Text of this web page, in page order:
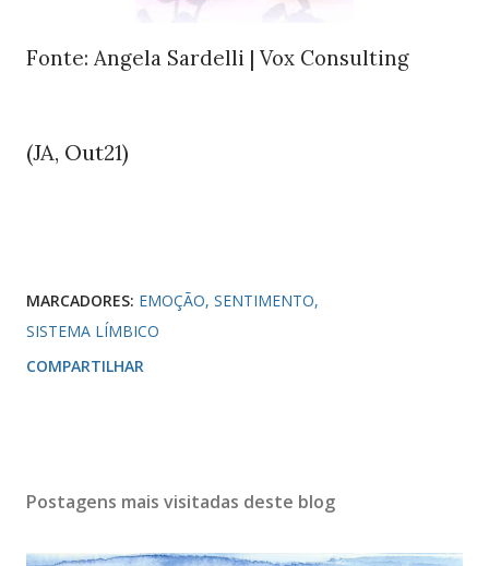
Fonte: Angela Sardelli | Vox Consulting
(JA, Out21)
MARCADORES: EMOÇÃO SENTIMENTO
SISTEMA LÍMBICO
COMPARTILHAR
Postagens mais visitadas deste blog